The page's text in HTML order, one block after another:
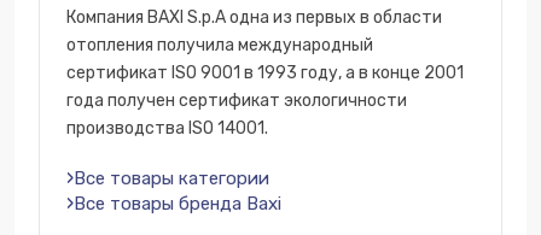
Компания BAXI S.p.A одна из первых в области
отопления получила международный
сертификат ISO 9001 в 1993 году, а в конце 2001
года получен сертификат экологичности
производства ISO 14001.
Все товары категории
Все товары бренда Baxi